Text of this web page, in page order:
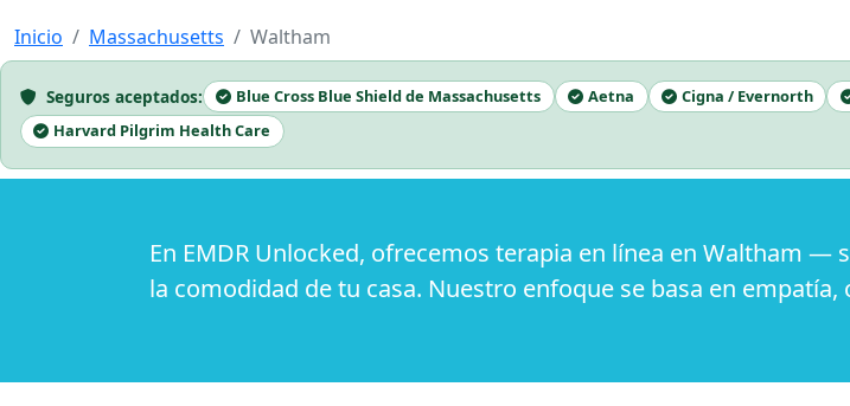
Inicio Massachusetts Waltham
Seguros aceptados: Blue Cross Blue Shield de Massachusetts Aetna Cigna / Evernorth
Harvard Pilgrim Health Care
En EMDR Unlocked, ofrecemos terapia en línea en Waltham —
la comodidad de tu casa. Nuestro enfoque se basa en